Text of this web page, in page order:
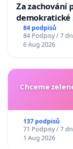
Za zachování
demokratické
84 podpisů
84 Podpisy / 7
6 Aug 2026
Chceme
137 podpisů
71 Podpisy / 7
1 Aug 2026